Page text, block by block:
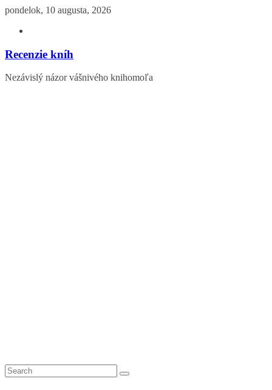
Skip
content
pondelok, 10 augusta, 2026
Recenzie kníh
Nezávislý názor vášnivého knihomoľa